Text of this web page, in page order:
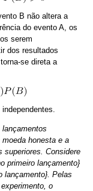
B não altera a
do evento A, os
serem
dos resultados
se direta a
honesta e a
superiores. Considere
primeiro lançamento}
lançamento}. Pelas
o